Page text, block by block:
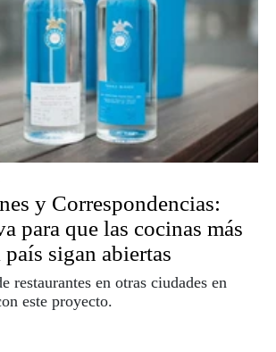
y Correspondencias:
para que las cocinas más
sigan abiertas
restaurantes en otras ciudades en
este proyecto.